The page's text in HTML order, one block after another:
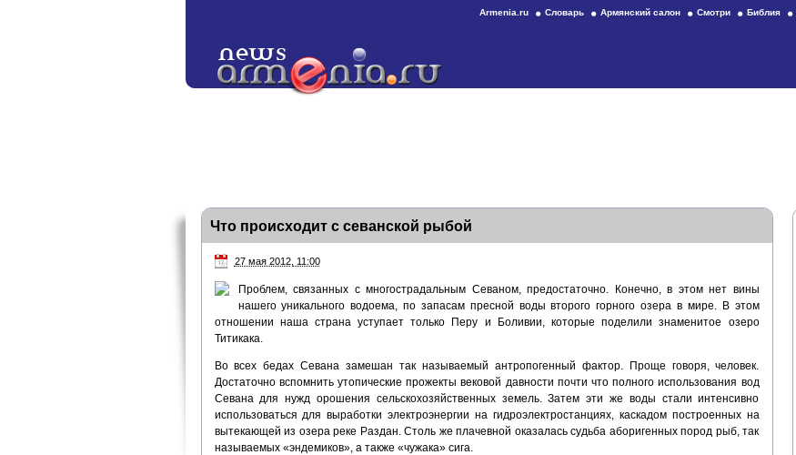
Armenia.ru Словарь Армянский салон Смотри Библия
Что происходит с севанской рыбой
27 мая 2012, 11:00
Проблем, связанных с многострадальным Севаном, предостаточно. Конечно, в этом нет вины
нашего уникального водоема, по запасам пресной воды второго горного озера в мире. В этом
отношении наша страна уступает только Перу и Боливии, которые поделили знаменитое озеро
Титикака.
Во всех бедах Севана замешан так называемый антропогенный фактор. Проще говоря, человек.
Достаточно вспомнить утопические прожекты вековой давности почти что полного использования вод
Севана для нужд орошения сельскохозяйственных земель. Затем эти же воды стали интенсивно
использоваться для выработки электроэнергии на гидроэлектростанциях, каскадом построенных на
вытекающей из озера реке Раздан. Столь же плачевной оказалась судьба аборигенных пород рыб, так
называемых «эндемиков», а также «чужака» сига.